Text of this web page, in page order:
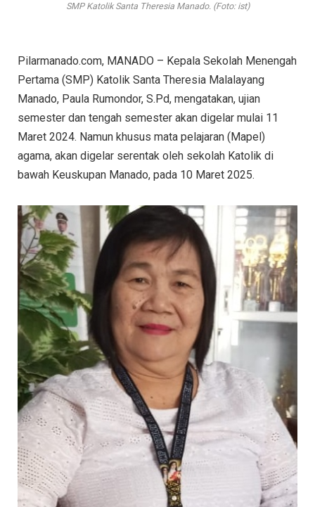
SMP Katolik Santa Theresia Manado. (Foto: ist)
Pilarmanado.com, MANADO – Kepala Sekolah Menengah
Pertama (SMP) Katolik Santa Theresia Malalayang
Manado, Paula Rumondor, S.Pd, mengatakan, ujian
semester dan tengah semester akan digelar mulai 11
Maret 2024. Namun khusus mata pelajaran (Mapel)
agama, akan digelar serentak oleh sekolah Katolik di
bawah Keuskupan Manado, pada 10 Maret 2025.